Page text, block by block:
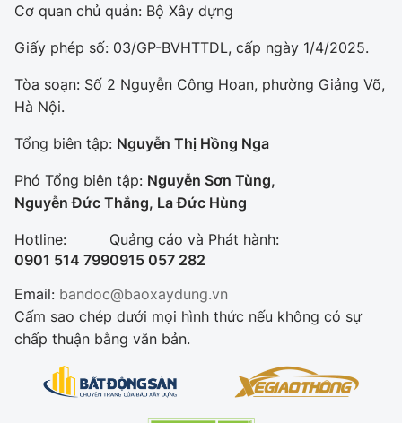
Cơ quan chủ quản: Bộ Xây dựng
Giấy phép số: 03/GP-BVHTTDL, cấp ngày 1/4/2025.
Tòa soạn: Số 2 Nguyễn Công Hoan, phường Giảng Võ,
Hà Nội.
Tổng biên tập: Nguyễn Thị Hồng Nga
Phó Tổng biên tập: Nguyễn Sơn Tùng,
Nguyễn Đức Thắng, La Đức Hùng
Hotline:
0901 514 799
Quảng cáo và Phát hành:
0915 057 282
Email: bandoc@baoxaydung.vn
Cấm sao chép dưới mọi hình thức nếu không có sự
chấp thuận bằng văn bản.